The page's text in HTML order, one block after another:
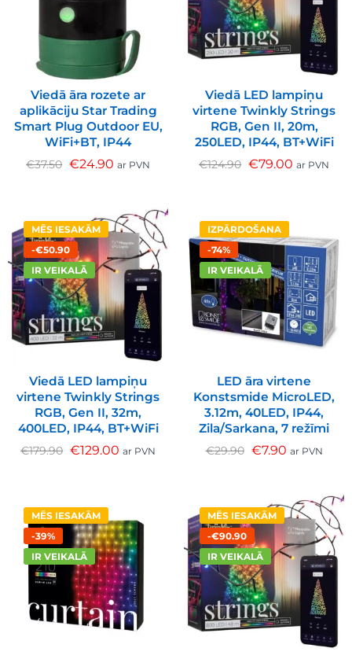
Viedā āra rozete ar
aplikāciju Star Trading
Smart Plug Outdoor EU,
WiFi+BT, IP44
€37.50 €24.90 ar PVN
Viedā LED lampiņu
virtene Twinkly Strings
RGB, Gen II, 20m,
250LED, IP44, BT+WiFi
€124.90 €79.00 ar PVN
MĒS IESAKĀM
-€50.90
IR VEIKALĀ
Viedā LED lampiņu
virtene Twinkly Strings
RGB, Gen II, 32m,
400LED, IP44, BT+WiFi
€179.90 €129.00 ar PVN
IZPĀRDOŠANA
-74%
IR VEIKALĀ
LED āra virtene
Konstsmide MicroLED,
3.12m, 40LED, IP44,
Zila/Sarkana, 7 režīmi
€29.90 €7.90 ar PVN
MĒS IESAKĀM
-39%
IR VEIKALĀ
MĒS IESAKĀM
-€90.90
IR VEIKALĀ